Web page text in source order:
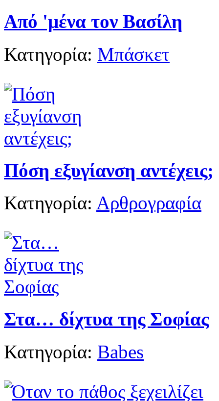
Από 'μένα τον Βασίλη
Κατηγορία: Μπάσκετ
Πόση εξυγίανση αντέχεις;
Κατηγορία: Αρθρογραφία
Στα… δίχτυα της Σοφίας
Κατηγορία: Babes